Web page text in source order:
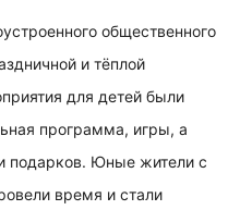
общественного
и тёплой
для детей были
программа, игры, а
подарков. Юные жители с
время и стали